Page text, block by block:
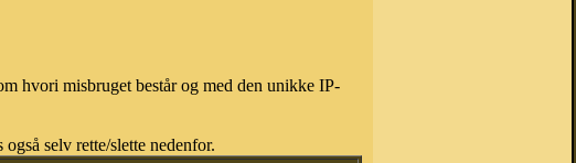
hvori misbruget består og med den unikke IP-
selv rette/slette nedenfor.